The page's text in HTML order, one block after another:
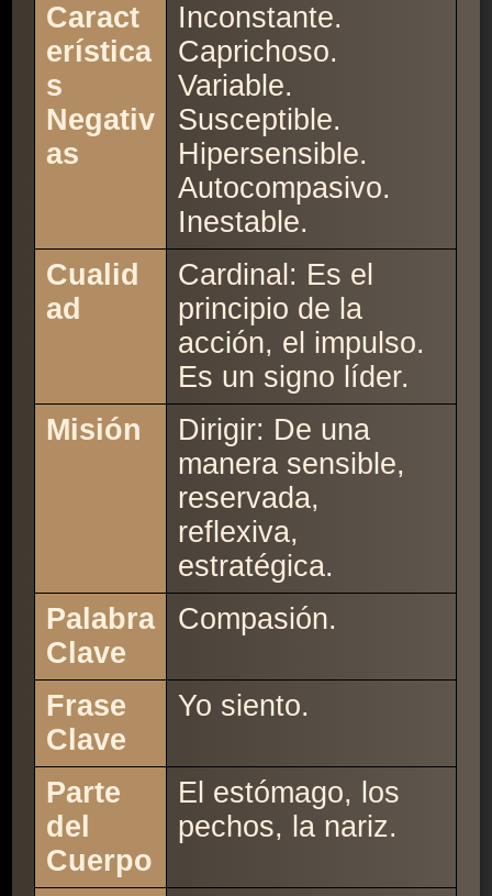
Caract
erística
s
Negativ
as
Inconstante.
Caprichoso.
Variable.
Susceptible.
Hipersensible.
Autocompasivo.
Inestable.
Cualid
ad
Cardinal: Es el
principio de la
acción, el impulso.
Es un signo líder.
Misión
Dirigir: De una
manera sensible,
reservada,
reflexiva,
estratégica.
Palabra
Clave
Compasión.
Frase
Clave
Yo siento.
Parte
del
Cuerpo
El estómago, los
pechos, la nariz.